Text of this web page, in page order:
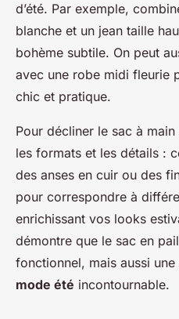
d’été. Par exemple,
blanche et un jean taille
bohème subtile. On peut
avec une robe midi fleurie
chic et pratique.
Pour décliner le sac à
les formats et les détails :
des anses en cuir ou des
pour correspondre à
enrichissant vos looks
démontre que le sac en
fonctionnel, mais aussi une
mode été incontournable.